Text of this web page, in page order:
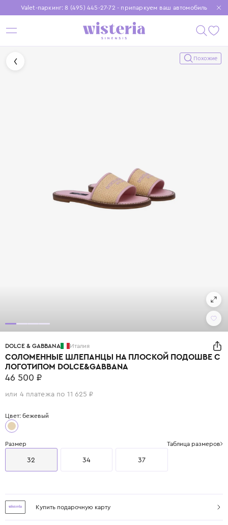
Valet-паркинг: 8 (495) 445-27-72 - припаркуем ваш автомобиль
Бесплатная доставка при заказе от 15 000 ₽
Установите приложение, чтобы покупки были еще удобнее
Похожие
DOLCE & GABBANA Италия
СОЛОМЕННЫЕ ШЛЕПАНЦЫ НА ПЛОСКОЙ ПОДОШВЕ С
ЛОГОТИПОМ DOLCE&GABBANA
46 500 ₽
или 4 платежа по 11 625 ₽
Цвет: бежевый
Размер Таблица размеров
32 34 37
Купить подарочную карту